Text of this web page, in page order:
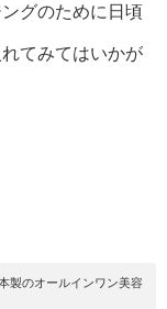
グのために日頃
てみてはいかが
製のオールインワン美容